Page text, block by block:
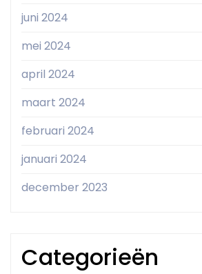
juni 2024
mei 2024
april 2024
maart 2024
februari 2024
januari 2024
december 2023
Categorieën